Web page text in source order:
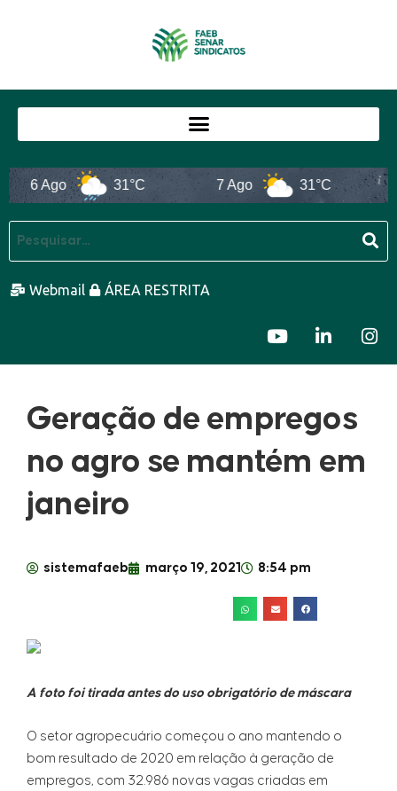
6 Ago 31°C 7 Ago 31°C
Webmail ÁREA RESTRITA
Geração de empregos
no agro se mantém em
janeiro
sistemafaeb março 19, 2021 8:54 pm
A foto foi tirada antes do uso obrigatório de máscara
O setor agropecuário começou o ano mantendo o
bom resultado de 2020 em relação à geração de
empregos, com 32.986 novas vagas criadas em